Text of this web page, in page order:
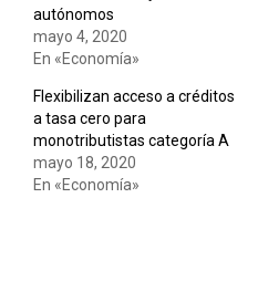
autónomos
mayo 4, 2020
En «Economía»
Flexibilizan acceso a créditos
a tasa cero para
monotributistas categoría A
mayo 18, 2020
En «Economía»